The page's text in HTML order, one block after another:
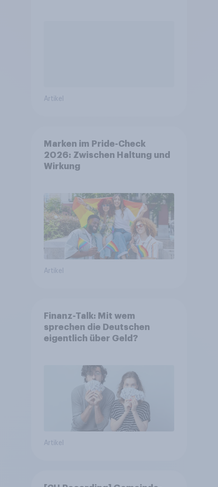
Artikel
Marken im Pride-Check
2026: Zwischen Haltung und
Wirkung
Artikel
Finanz-Talk: Mit wem
sprechen die Deutschen
eigentlich über Geld?
Artikel